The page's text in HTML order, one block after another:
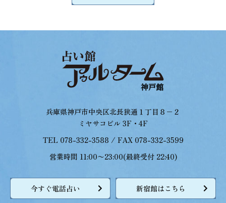
兵庫県神戸市中央区北長狭通１丁目８−２
ミヤサコビル 3F・4F
TEL 078-332-3588 / FAX 078-332-3599
営業時間 11:00〜23:00(最終受付 22:40)
今すぐ電話占い 新宿館はこちら